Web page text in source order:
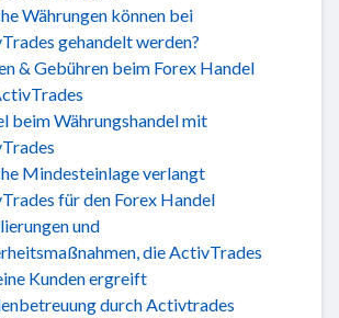
Währungen können bei
gehandelt werden?
& Gebühren beim Forex Handel
beim Währungshandel mit
Mindesteinlage verlangt
für den Forex Handel
und
die ActivTrades
Kunden ergreift
durch Activtrades